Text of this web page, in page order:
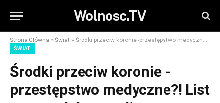
Wolnosc.TV
Strona Główna » Świat » Środki przeciw koronie -przestępstwo medyczne?! List otwarty lekarza Olivera Christena!
ŚWIAT
Środki przeciw koronie -
przestępstwo medyczne?! List